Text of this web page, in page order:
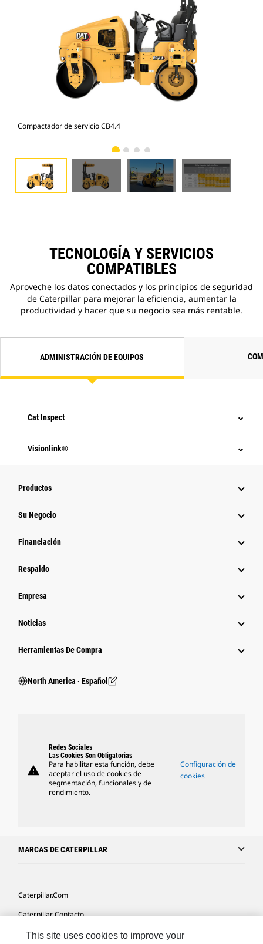
Compactador de servicio CB4.4
TECNOLOGÍA Y SERVICIOS
COMPATIBLES
Aproveche los datos conectados y los principios de seguridad
de Caterpillar para mejorar la eficiencia, aumentar la
productividad y hacer que su negocio sea más rentable.
ADMINISTRACIÓN DE EQUIPOS
Cat Inspect
Visionlink®
Productos
Su Negocio
Financiación
Respaldo
Empresa
Noticias
Herramientas De Compra
North America ‧ Español
warning
Redes Sociales
Las Cookies Son Obligatorias
Para habilitar esta función, debe
aceptar el uso de cookies de
segmentación, funcionales y de
rendimiento.
Configuración de
cookies
MARCAS DE CATERPILLAR
Caterpillar.com
Caterpillar Contacto
Mis Preferencias De Marketing
This site uses cookies to improve your